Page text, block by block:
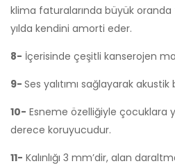
klima faturalarında büyük
yılda kendini amorti eder.
8- İçerisinde çeşitli kanserojen
9- Ses yalıtımı sağlayarak
10- Esneme özelliğiyle çocuklara
derece koruyucudur.
11- Kalınlığı 3 mm’dir, alan